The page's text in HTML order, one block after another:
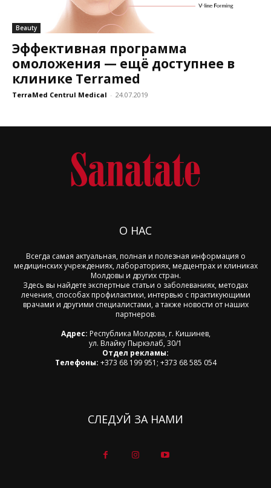
Beauty
Эффективная программа
омоложения — ещё доступнее в
клинике Terramed
TerraMed Centrul Medical - 24.07.2019
О НАС
Всегда самая актуальная, полная и полезная информация о
медицинских учреждениях, лабораториях, медцентрах и клиниках
Молдовы и других стран.
Здесь вы найдете экспертные статьи о заболеваниях, методах
лечения, способах профилактики, интервью с практикующими
врачами и другими специалистами, а также новости от наших
партнеров.
Адрес: Республика Молдова, г. Кишинев,
ул. Влайку Пыркэлаб, 30/1
Отдел рекламы:
Телефоны: +373 68 199 951; +373 68 585 054
СЛЕДУЙ ЗА НАМИ